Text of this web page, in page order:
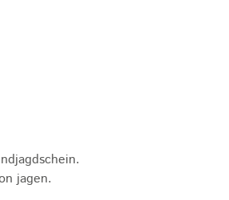
jagen.